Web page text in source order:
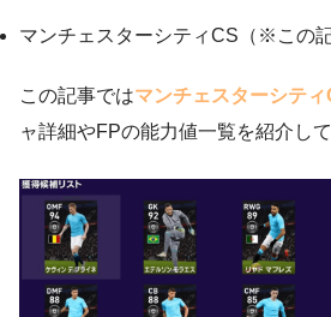
マンチェスターシティCS（※この記
この記事ではマンチェスターシティ
ャ詳細やFPの能力値一覧を紹介して